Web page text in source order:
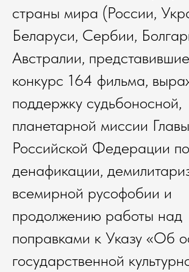
страны мира (России,
Беларуси, Сербии,
Австралии,
конкурс 164 фильма,
поддержку судьбоносной,
планетарной миссии Главы
Российской Федерации по
денафикации,
всемирной русофобии и
продолжению работы над
поправками к Указу «Об
государственной